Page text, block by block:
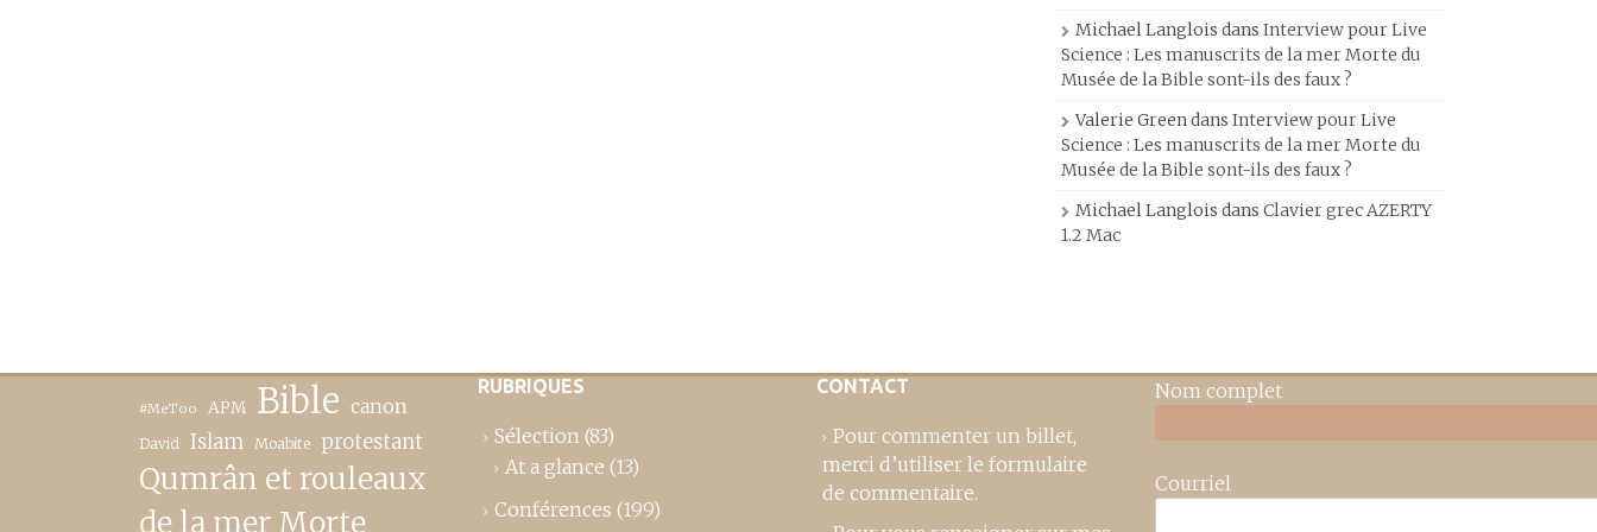
Michael Langlois dans Interview pour Live
Science : Les manuscrits de la mer Morte du
Musée de la Bible sont-ils des faux ?
Valerie Greendans Interview pour Live
Science : Les manuscrits de la mer Morte du
Musée de la Bible sont-ils des faux ?
Michael Langlois dans Clavier grec AZERTY
1.2 Mac
#MeToo APM Bible canon
David Islam Moabite protestant
Qumrân et rouleaux
de la mer Morte
RUBRIQUES
Sélection (83)
At a glance (13)
Conférences (199)
CONTACT
Pour commenter un billet,
merci d’utiliser le formulaire
de commentaire.
Nom complet
Courriel